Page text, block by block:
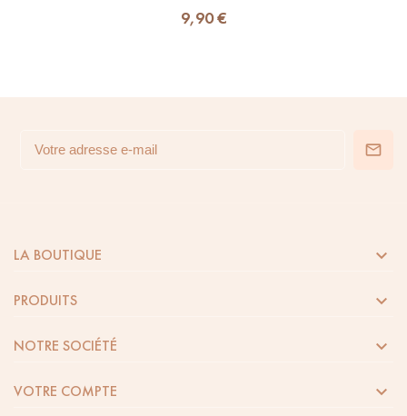
9,90 €
LA BOUTIQUE 
PRODUITS 
NOTRE SOCIÉTÉ 
VOTRE COMPTE 